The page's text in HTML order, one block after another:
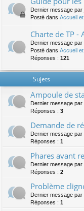
Dernier message par
Posté dans Accueil
Charte de TP -
Dernier message par
Posté dans Accueil
Réponses : 121
Sujets
Ampoule de
Dernier message par
Réponses : 3
Demande de
Dernier message par
Réponses : 1
Phares avant
Dernier message par
Réponses : 2
Problème
Dernier message par
Réponses : 1